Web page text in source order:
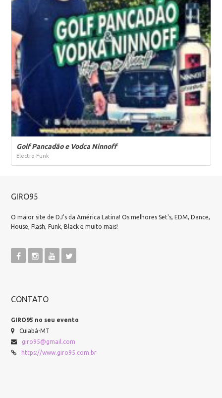
Golf Pancadão e Vodca Ninnoff
Electro-Funk
GIRO95
O maior site de DJ's da América Latina! Os melhores Set's, EDM, Dance,
House, Flash, Funk, Black e muito mais!
CONTATO
GIRO95 no seu evento
Cuiabá-MT
giro95@gmail.com
https://www.giro95.com.br